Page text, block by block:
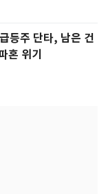
등주 단타, 남은 건
혼 위기